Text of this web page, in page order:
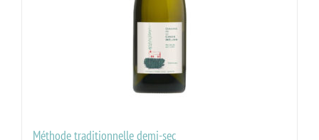
Méthode traditionnelle demi-sec